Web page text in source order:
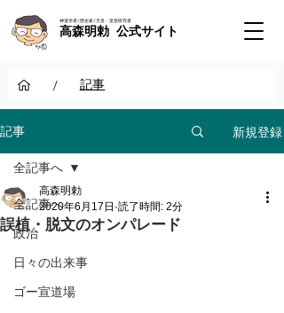
神道学者 / 歴史家 / 天皇・皇室研究者
高森明勅 公式サイト
/ 記事
記事 新規登録
全記事へ
政治
日々の出来事
ゴー宣道場
全記事へ
誤植・脱文のオンパレード
高森明勅
2020年6月17日 読了時間: 2分